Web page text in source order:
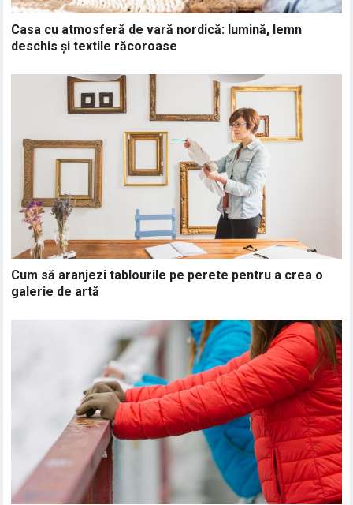
Casa cu atmosferă de vară nordică: lumină, lemn
deschis și textile răcoroase
Cum să aranjezi tablourile pe perete pentru a crea o
galerie de artă